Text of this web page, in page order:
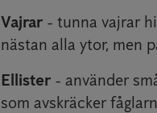
Vajrar - tunna vajrar
nästan alla ytor, men
Ellister - använder
som avskräcker